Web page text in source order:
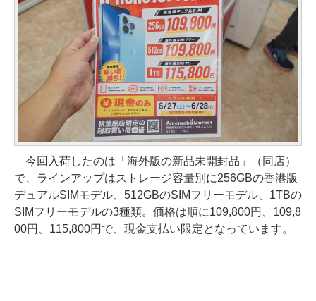
今回入荷したのは「海外版の新品未開封品」（同店）
で、ラインアップはストレージ容量別に256GBの香港版
デュアルSIMモデル、512GBのSIMフリーモデル、1TBの
SIMフリーモデルの3種類。価格は順に109,800円、109,8
00円、115,800円で、現金支払い限定となっています。